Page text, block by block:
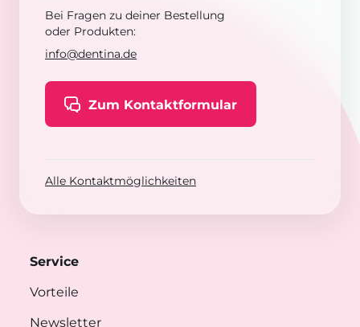
Bei Fragen zu deiner Bestellung
oder Produkten:
info@dentina.de
Zum Kontaktformular
Alle Kontaktmöglichkeiten
Service
Vorteile
Newsletter